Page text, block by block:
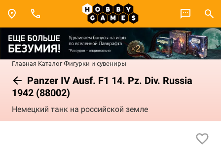
Главная КаталогФигурки и сувениры
Panzer IV Ausf. F1 14. Pz. Div. Russia
1942 (88002)
Немецкий танк на российской земле